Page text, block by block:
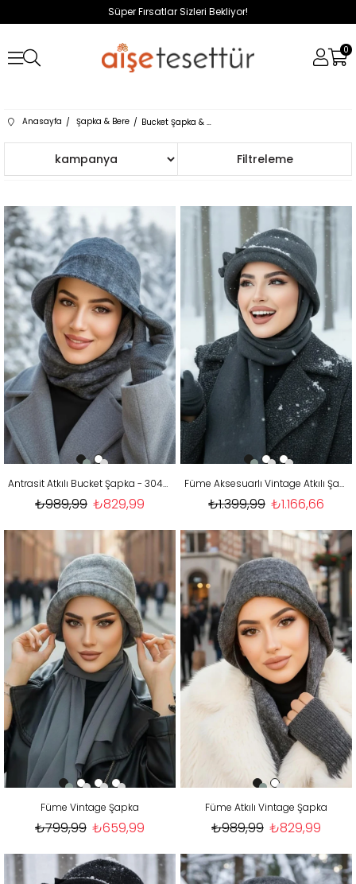
Süper Fırsatlar Sizleri Bekliyor!
0
Anasayfa Şapka & Bere Bucket Şapka & Şal
Filtreleme
Sıralama
Antrasit Atkılı Bucket Şapka - 30400
₺829,99
₺989,99
Füme Aksesuarlı Vintage Atkılı Şapka
₺1.166,66
₺1.399,99
Füme Vintage Şapka
₺659,99
₺799,99
Füme Atkılı Vintage Şapka
₺829,99
₺989,99